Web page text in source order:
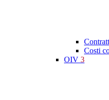
Costi
OIV 3